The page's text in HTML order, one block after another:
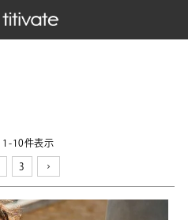
1 -10件表示
3